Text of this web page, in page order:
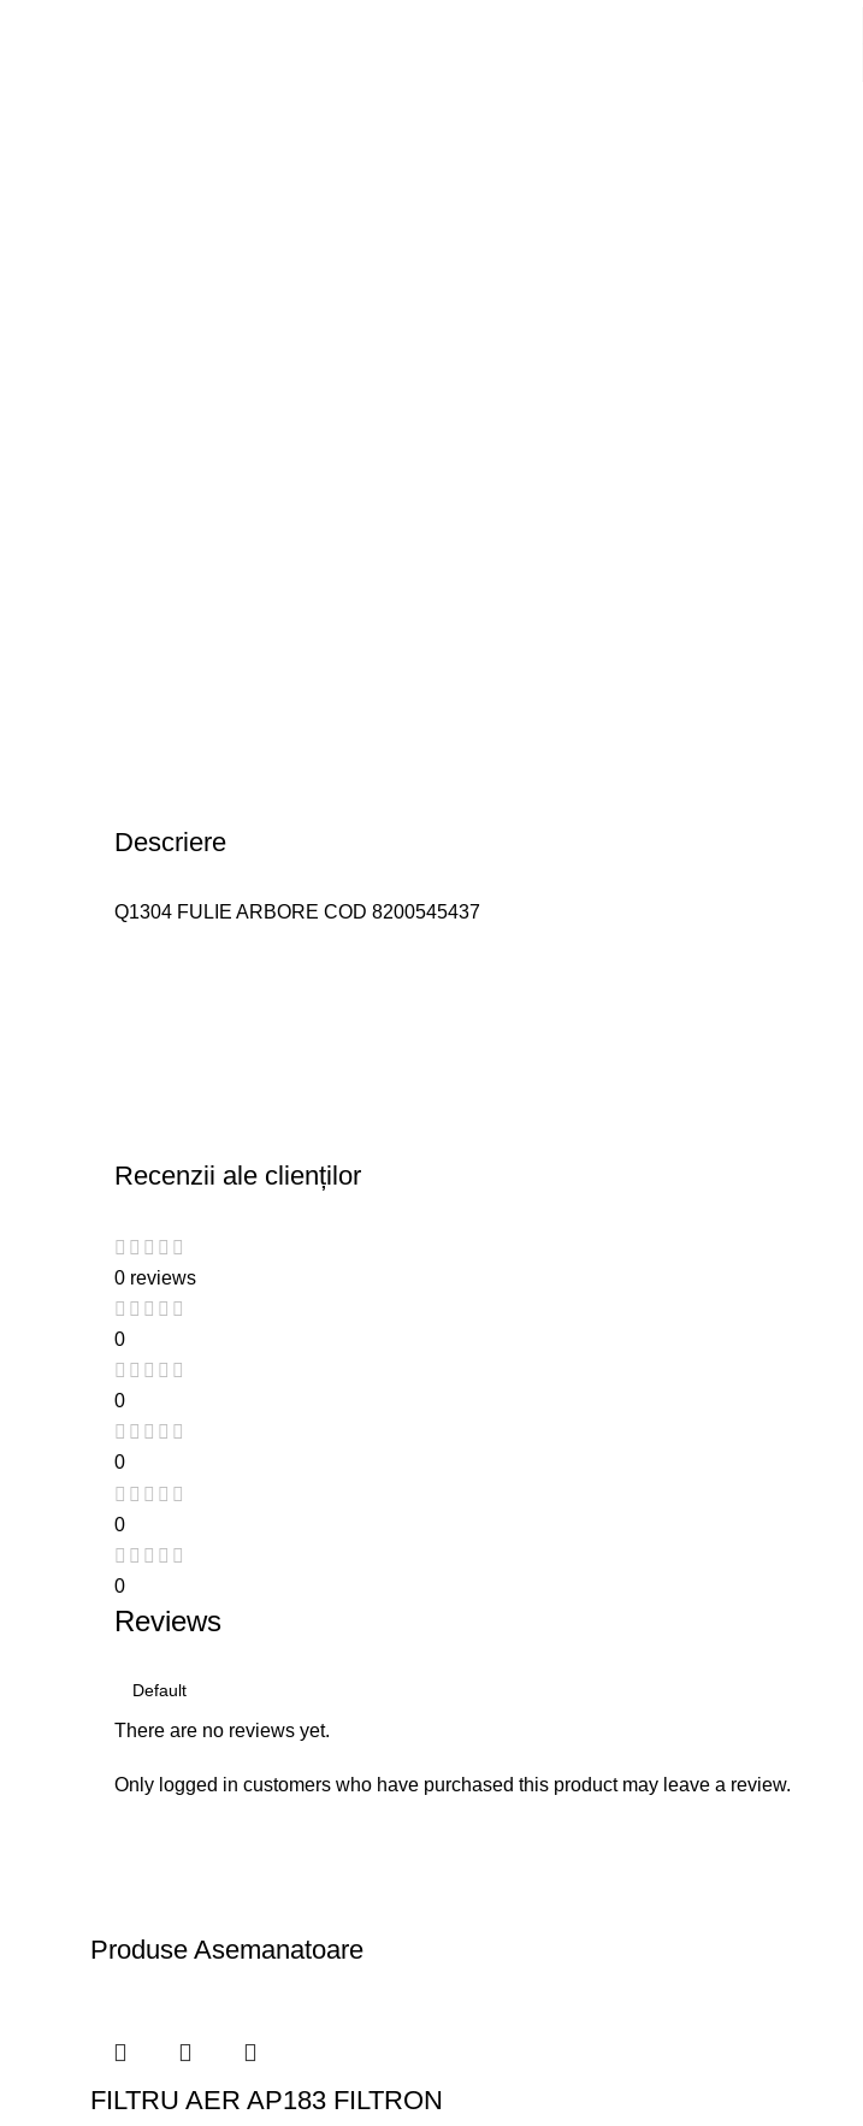
Descriere
Q1304 FULIE ARBORE COD 8200545437
Recenzii ale clienților
0 reviews
0
0
0
0
0
Reviews
There are no reviews yet.
Only logged in customers who have purchased this product may leave a review.
Produse Asemanatoare
FILTRU AER AP183 FILTRON